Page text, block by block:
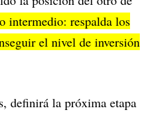
intermedio: respalda los
el nivel de inversión
definirá la próxima etapa